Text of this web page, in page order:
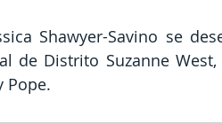
Shawyer-Savino se
de Distrito Suzanne
Pope.